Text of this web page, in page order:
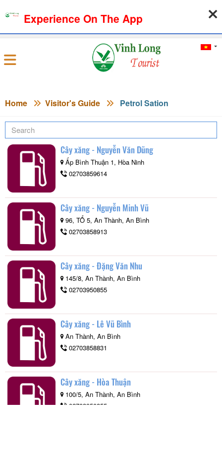
09-08-2026, 01:57:34 WEATHER
Home Visitor's Guide Petrol Sation
Cây xăng - Nguyễn Văn Dũng
Ấp Bình Thuận 1, Hòa Ninh
02703859614
Cây xăng - Nguyễn Minh Vũ
96, TỔ 5, An Thành, An Bình
02703858913
Cây xăng - Đặng Văn Nhu
145/8, An Thành, An Bình
02703950855
Cây xăng - Lê Vũ Bình
An Thành, An Bình
02703858831
Cây xăng - Hòa Thuận
100/5, An Thành, An Bình
02703950855
Experience On The App